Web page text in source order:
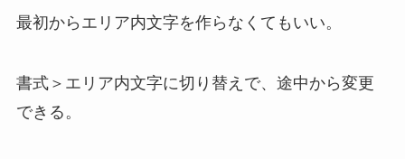
最初からエリア内文字を作らなくてもいい。
書式＞エリア内文字に切り替えで、途中から変更
できる。